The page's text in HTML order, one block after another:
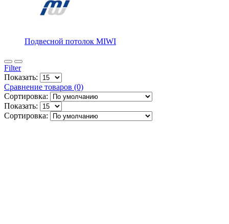
Подвесной потолок MIWI
Filter
Показать:
Сравнение товаров (0)
Сортировка:
Показать:
Сортировка: